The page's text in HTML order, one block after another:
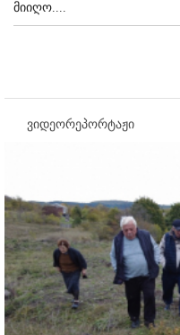
მიიღო....
ვიდეორეპორტაჟი